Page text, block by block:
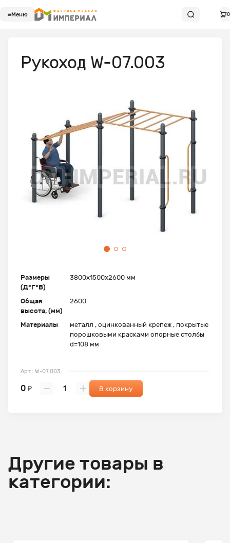
Меню 0
Размеры
(Д*Г*В)
3800x1500x2600 мм
Общая
высота, (мм)
2600
Материалы
металл , оцинкованный крепеж , покрытые
порошковыми красками опорные столбы
d=108 мм
Арт.: W-07.003
0 ₽ В корзину
Рукоход W-07.003
Другие товары в
категории: